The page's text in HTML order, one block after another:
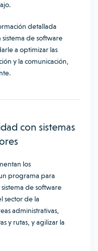
detallada
de software
a optimizar las
y la comunicación,
con sistemas
los
programa para
de software
sector de la
administrativas,
y rutas, y agilizar la